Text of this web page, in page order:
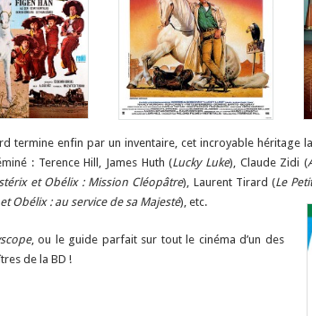
termine enfin par un inventaire, cet incroyable héritage
: Terence Hill, James Huth (Lucky Luke), Claude Zidi (
et Obélix : Mission Cléopâtre), Laurent Tirard (Le
Obélix : au service de sa Majesté), etc.
, ou le guide parfait sur tout le cinéma d’un des
de la BD !